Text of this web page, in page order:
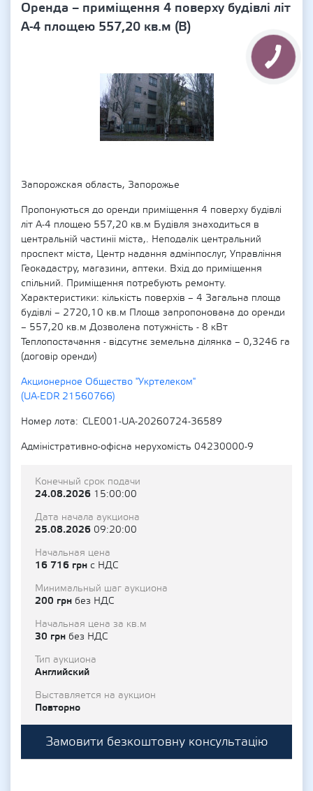
Оренда – приміщення 4 поверху будівлі літ
А-4 площею 557,20 кв.м (В)
Запорожская область, Запорожье
Пропонуються до оренди приміщення 4 поверху будівлі
літ А-4 площею 557,20 кв.м Будівля знаходиться в
центральній частиніі міста,. Неподалік центральний
проспект міста, Центр надання адмінпослуг, Управління
Геокадастру, магазини, аптеки. Вхід до приміщення
спільний. Приміщення потребують ремонту.
Характеристики: кількість поверхів – 4 Загальна площа
будівлі – 2720,10 кв.м Площа запропонована до оренди
– 557,20 кв.м Дозволена потужність - 8 кВт
Теплопостачання - відсутнє земельна ділянка – 0,3246 га
(договір оренди)
Акционерное Общество "Укртелеком"
(UA-EDR 21560766)
Номер лота
CLE001-UA-20260724-36589
Адміністративно-офісна нерухомість 04230000-9
Конечный срок подачи
24.08.2026 15:00:00
Дата начала аукциона
25.08.2026 09:20:00
Начальная цена
16 716 грн с НДС
Минимальный шаг аукциона
200 грн без НДС
Начальная цена за кв.м
30 грн без НДС
Тип аукциона
Английский
Выставляется на аукцион
Повторно
Замовити безкоштовну консультацію